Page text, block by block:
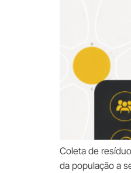
Coleta de
da população a